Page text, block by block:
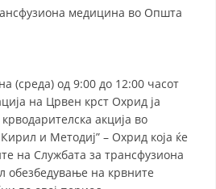
НА ЦКРМ
И РАЗВОЈ
медицина во Општа
(среда) од 9:00 до 12:00 часот
на Црвен крст Охрид ја
акција во
и Методиј” – Охрид која ќе
на Службата за трансфузиона
обезбедување на крвните